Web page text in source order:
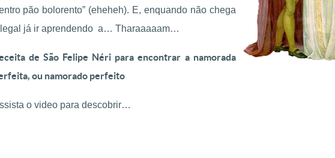
pão bolorento” (eheheh). E, enquando não chega
legal já ir aprendendo a… Tharaaaaam…
de São Felipe Néri para encontrar a namorada
ou namorado perfeito
o video para descobrir…